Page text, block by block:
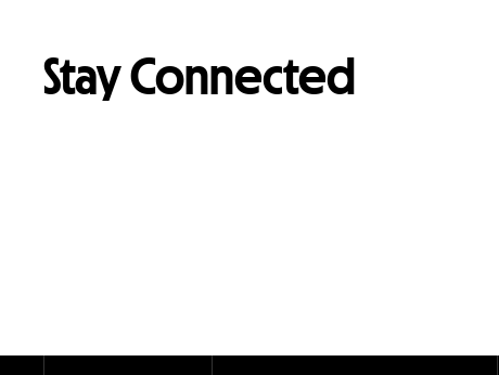
Stay Connected